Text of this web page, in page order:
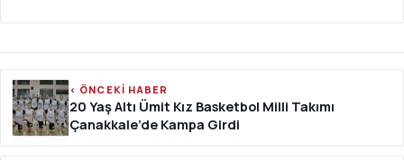
‹ ÖNCEKİ HABER
20 Yaş Altı Ümit Kız Basketbol Milli Takımı
Çanakkale’de Kampa Girdi